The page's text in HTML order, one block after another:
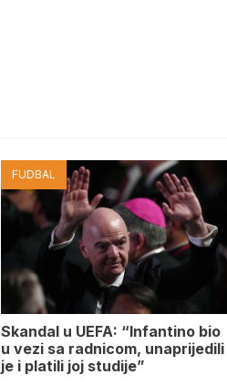
FUDBAL
Skandal u UEFA: “Infantino bio
u vezi sa radnicom, unaprijedili
je i platili joj studije”